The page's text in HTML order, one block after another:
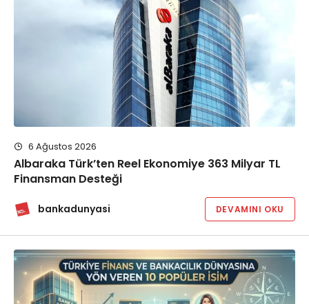
6 Ağustos 2026
Albaraka Türk’ten Reel Ekonomiye 363 Milyar TL
Finansman Desteği
bankadunyasi DEVAMINI OKU